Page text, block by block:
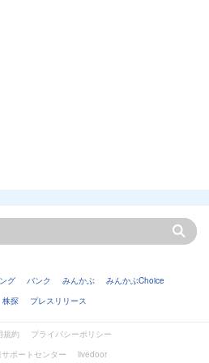
グ バンク みんかぶ
みんかぶChoice
株探 プレスリリース
規約
プライバシーポリシー
ポートセンター
livedoor